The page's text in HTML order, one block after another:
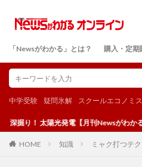
「Newsがわかる」とは？ 購入・定期
中学受験 疑問氷解 スクールエコノミ
発電【月刊Newsがわかる９月号】
HOME 知識 ミャク打つテ
検索